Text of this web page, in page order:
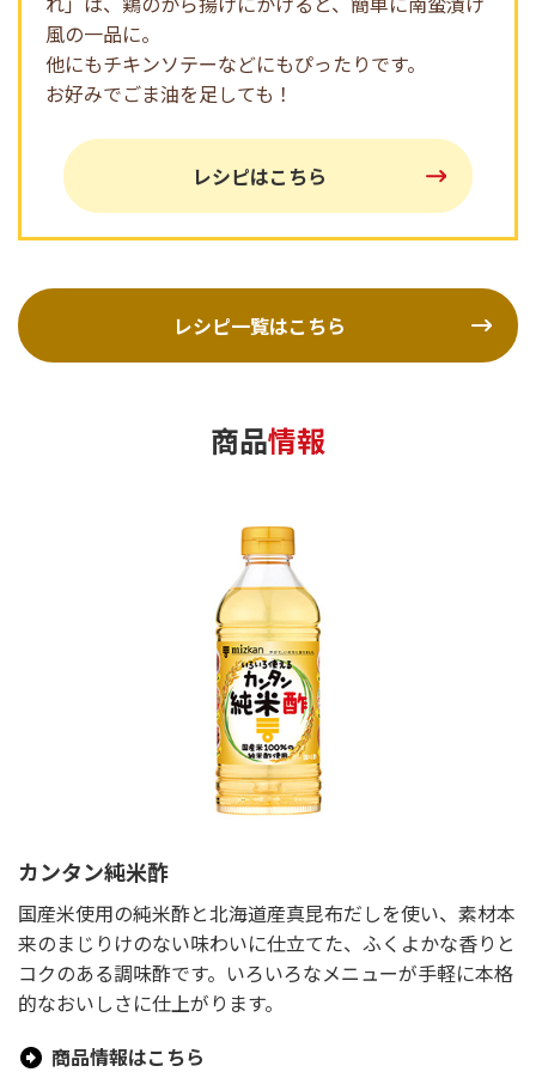
風の一品に。
他にもチキンソテーなどにもぴったりです。
お好みでごま油を足しても！
レシピはこちら
レシピ一覧はこちら
商品情報
カンタン純米酢
国産米使用の純米酢と北海道産真昆布だしを使い、素材本
来のまじりけのない味わいに仕立てた、ふくよかな香りと
コクのある調味酢です。いろいろなメニューが手軽に本格
的なおいしさに仕上がります。
商品情報はこちら